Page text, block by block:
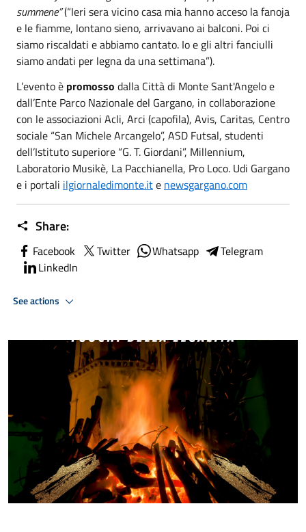
summene”(“Ieri sera vicino casa mia hanno acceso la fanoja
e le fiamme, lontano sieno, arrivavano ai balconi. Poi ci
siamo riscaldati e abbiamo cantato. Io e gli altri fanciulli
siamo andati per legna da una settimana”).
L’evento è promosso dalla Città di Monte Sant'Angelo e
dall’Ente Parco Nazionale del Gargano, in collaborazione
con le associazioni Acli, Arci (capofila), Avis, Caritas, Centro
sociale “San Michele Arcangelo”, ASD Futsal, studenti
dell’Istituto superiore “G. T. Giordani”, Millennium,
Laboratorio Musikè, La Pacchianella, Pro Loco. Udi Gargano
e i portali ilgiornaledimonte.ite newsgargano.com
Share:
Facebook Twitter Whatsapp
Telegram
LinkedIn
See actions